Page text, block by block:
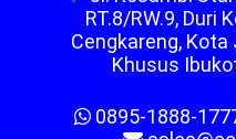
RT.8/RW.9, Duri
Cengkareng,
Khusus
0895-1888-